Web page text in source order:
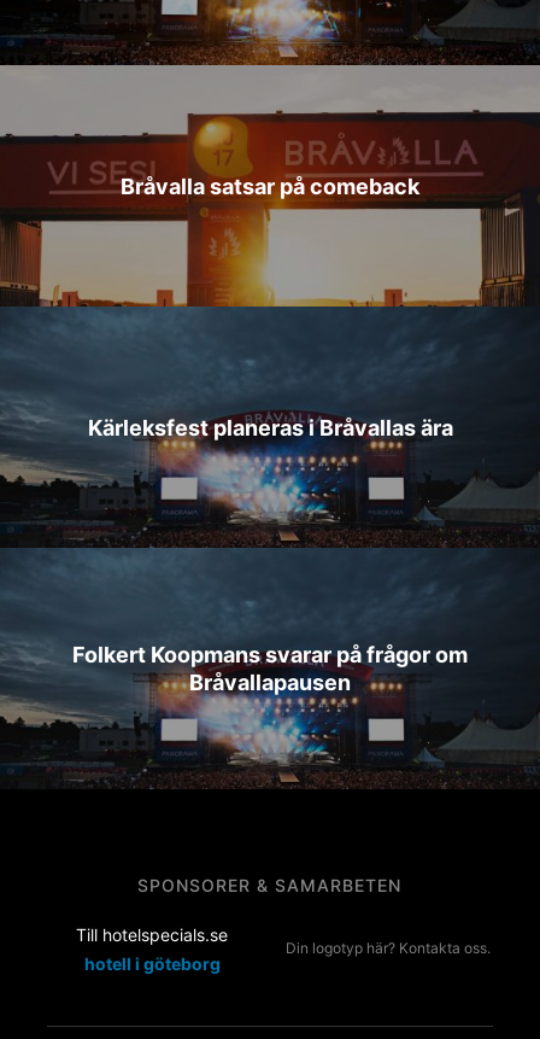
Bråvalla satsar på comeback
Kärleksfest planeras i Bråvallas ära
Folkert Koopmans svarar på frågor om
Bråvallapausen
SPONSORER & SAMARBETEN
Till hotelspecials.se
hotell i göteborg
Din logotyp här? Kontakta oss.